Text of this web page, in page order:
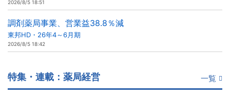
2026/8/5 18:51
調剤薬局事業、営業益38.8％減
東邦HD・26年4～6月期
2026/8/5 18:42
特集・連載：薬局経営 一覧